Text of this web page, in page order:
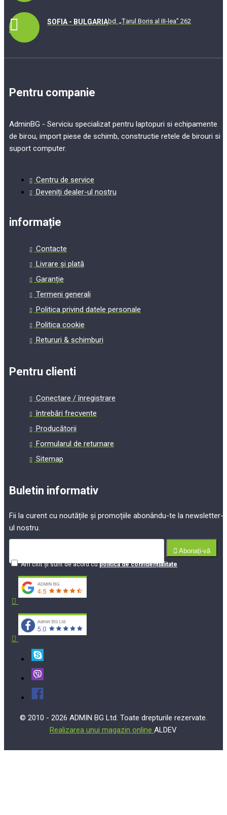
SOFIA - BULGARIAbd. „Țarul Boris al III-lea” 262
Pentru companie
AdminBG - Serviciu specializat pentru laptopuri si echipamente
de birou, import piese de schimb, constructie retele de birouri si
suport computer.
Centru de service
Deveniți dealer-ul nostru
informație
Contacte
Livrare și plată
Garanție
Termeni generali
Politica privind datele personale
Politica cookie
Retururi & schimburi
Pentru clienti
Conectare / înregistrare
întrebări frecvente
Producătorii
Formularul de returnare
Sitemap
Buletin informativ
Fii la curent cu noutățile și promoțiile abonându-te la newsletter-
ul nostru.
Abonați-vă
Am citit şi sunt de acord cupolitica de confidențialitate
© 2010 - 2026 ADMIN BG Ltd. Toate drepturile rezervate.
Realizarea unui magazin onlineALDEV